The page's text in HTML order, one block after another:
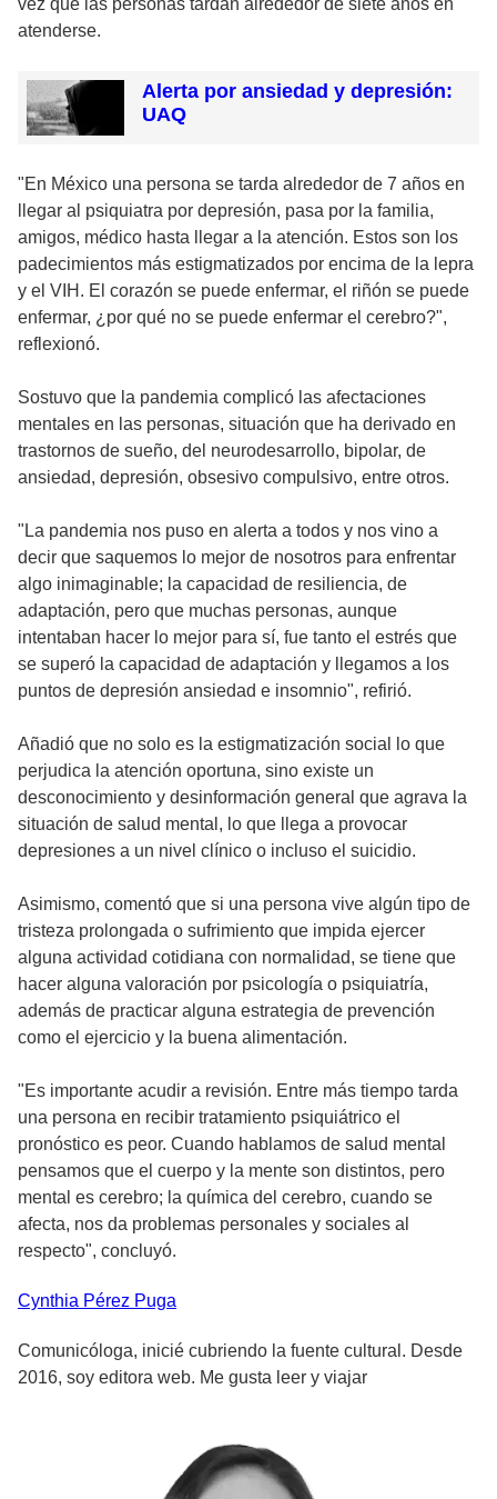
vez que las personas tardan alrededor de siete años en
atenderse.
Alerta por ansiedad y depresión:
UAQ
"En México una persona se tarda alrededor de 7 años en
llegar al psiquiatra por depresión, pasa por la familia,
amigos, médico hasta llegar a la atención. Estos son los
padecimientos más estigmatizados por encima de la lepra
y el VIH. El corazón se puede enfermar, el riñón se puede
enfermar, ¿por qué no se puede enfermar el cerebro?",
reflexionó.
Sostuvo que la pandemia complicó las afectaciones
mentales en las personas, situación que ha derivado en
trastornos de sueño, del neurodesarrollo, bipolar, de
ansiedad, depresión, obsesivo compulsivo, entre otros.
"La pandemia nos puso en alerta a todos y nos vino a
decir que saquemos lo mejor de nosotros para enfrentar
algo inimaginable; la capacidad de resiliencia, de
adaptación, pero que muchas personas, aunque
intentaban hacer lo mejor para sí, fue tanto el estrés que
se superó la capacidad de adaptación y llegamos a los
puntos de depresión ansiedad e insomnio", refirió.
Añadió que no solo es la estigmatización social lo que
perjudica la atención oportuna, sino existe un
desconocimiento y desinformación general que agrava la
situación de salud mental, lo que llega a provocar
depresiones a un nivel clínico o incluso el suicidio.
Asimismo, comentó que si una persona vive algún tipo de
tristeza prolongada o sufrimiento que impida ejercer
alguna actividad cotidiana con normalidad, se tiene que
hacer alguna valoración por psicología o psiquiatría,
además de practicar alguna estrategia de prevención
como el ejercicio y la buena alimentación.
"Es importante acudir a revisión. Entre más tiempo tarda
una persona en recibir tratamiento psiquiátrico el
pronóstico es peor. Cuando hablamos de salud mental
pensamos que el cuerpo y la mente son distintos, pero
mental es cerebro; la química del cerebro, cuando se
afecta, nos da problemas personales y sociales al
respecto", concluyó.
Cynthia Pérez Puga
Comunicóloga, inicié cubriendo la fuente cultural. Desde
2016, soy editora web. Me gusta leer y viajar